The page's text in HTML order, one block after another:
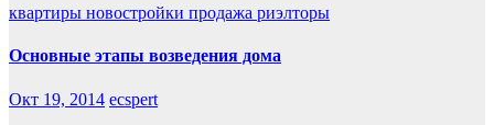
квартиры новостройки продажа риэлторы
Основные этапы возведения дома
Окт 19, 2014 ecspert